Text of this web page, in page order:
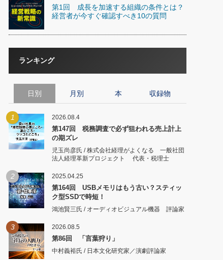
第1回 成長を加速する組織の条件とは？
経営者が今すぐ確認すべき10の質問
ランキング
日別 月別 本 収録物
1 2026.08.4
第147回 税務調査で必ず狙われる売上計上
の期ズレ
児玉尚彦氏 / 株式会社経理がよくなる 一般社団
法人経理革新プロジェクト 代表・税理士
2 2025.04.25
第164回 USBメモリはもう古い？スティッ
ク型SSDで時短！
鴻池賢三氏 / オーディオビジュアル機器 評論家
3 2026.08.5
第86回 「言葉狩り」
中村義裕氏 / 日本文化研究家／演劇評論家